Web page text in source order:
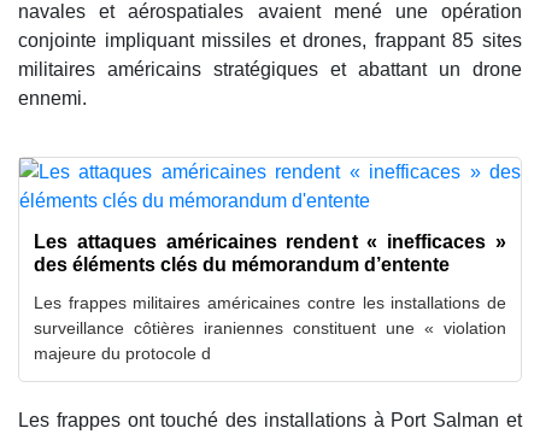
navales et aérospatiales avaient mené une opération
conjointe impliquant missiles et drones, frappant 85 sites
militaires américains stratégiques et abattant un drone
ennemi.
Les attaques américaines rendent « inefficaces »
des éléments clés du mémorandum d’entente
Les frappes militaires américaines contre les installations de
surveillance côtières iraniennes constituent une « violation
majeure du protocole d
Les frappes ont touché des installations à Port Salman et